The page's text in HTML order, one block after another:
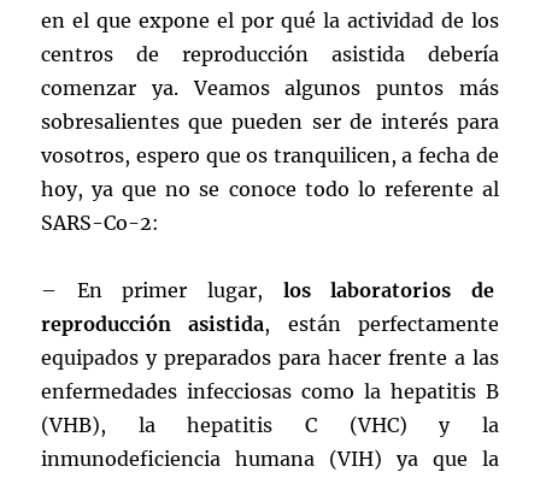
en el que expone el por qué la actividad de los
centros de reproducción asistida debería
comenzar ya. Veamos algunos puntos más
sobresalientes que pueden ser de interés para
vosotros, espero que os tranquilicen, a fecha de
hoy, ya que no se conoce todo lo referente al
SARS-Co-2:
– En primer lugar, los laboratorios de
reproducción asistida, están perfectamente
equipados y preparados para hacer frente a las
enfermedades infecciosas como la hepatitis B
(VHB), la hepatitis C (VHC) y la
inmunodeficiencia humana (VIH) ya que la